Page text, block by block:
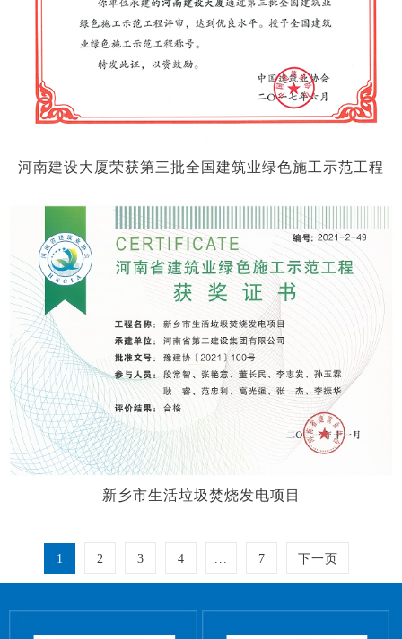
河南建设大厦荣获第三批全国建筑业绿色施工示范工程
新乡市生活垃圾焚烧发电项目
1 2 3 4 7 下一页